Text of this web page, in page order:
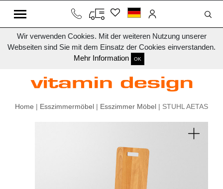
Wir verwenden Cookies. Mit der weiteren Nutzung unserer
Webseiten sind Sie mit dem Einsatz der Cookies einverstanden.
Mehr Information
OK
Home | Esszimmermöbel | Esszimmer Möbel | STUHL AETAS